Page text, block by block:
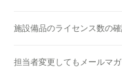
施設備品のライセンス数の
担当者変更してもメールマ